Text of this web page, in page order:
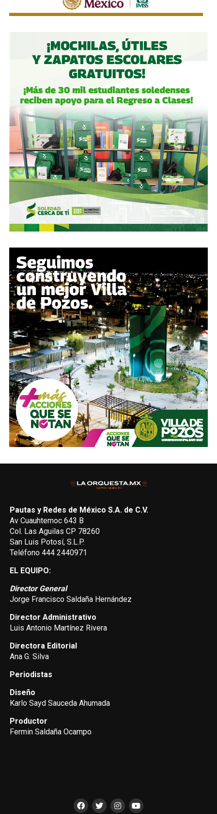
Pautas y Redes de México S.A. de C.V.
Av Cuauhtemoc 643 B
Col. Las Aguilas CP 78260
San Luis Potosí, S.L.P.
Teléfono 444 2440971
EL EQUIPO:
Director General
Jorge Francisco Saldaña Hernández
Director Administrativo
Luis Antonio Martínez Rivera
Directora Editorial
Ana G. Silva
Periodistas
Diseño
Karlo Sayd Sauceda Ahumada
Productor
Fermin Saldaña Ocampo